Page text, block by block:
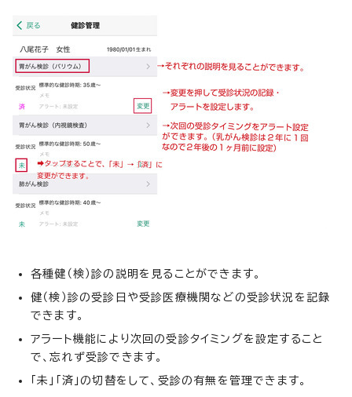
各種健（検）診の説明を見ることができます。
健（検）診の受診日や受診医療機関などの受診状況を記録
できます。
アラート機能により次回の受診タイミングを設定すること
で、忘れず受診できます。
「未」「済」の切替をして、受診の有無を管理できます。